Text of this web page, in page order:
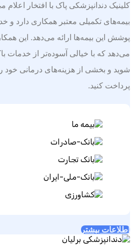
کلینیک دندانپزشکی پاک با افتخار اعلام
بیمه‌های تکمیلی معتبر همکاری دارد و
پوشش این بیمه‌ها ارائه می‌دهد. این
می‌دهد که با خیالی آسوده‌تر از خدمات
شوید و بخشی از هزینه‌های درمانی خود
پرداخت کنید.
اطلاعات بیشتر